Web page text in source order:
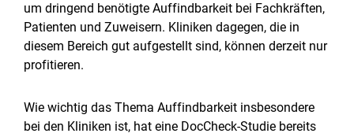
um dringend benötigte Auffindbarkeit bei Fachkräften,
Patienten und Zuweisern. Kliniken dagegen, die in
diesem Bereich gut aufgestellt sind, können derzeit nur
profitieren.
Wie wichtig das Thema Auffindbarkeit insbesondere
bei den Kliniken ist, hat eine DocCheck-Studie bereits